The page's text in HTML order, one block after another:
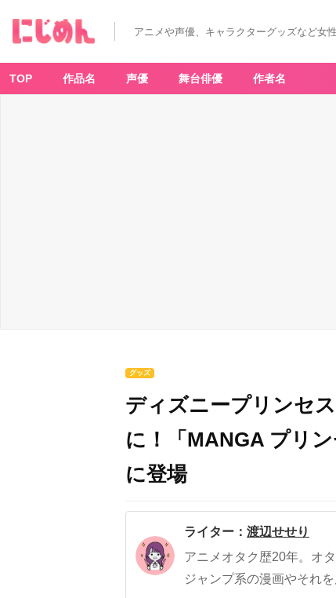
アニメや声優、キャラクターグッズなど女
TOP 作品名 声優 舞台俳優 作者名
グッズ
ディズニープリンセ
に！「MANGA プリ
に登場
ライター： 渡辺せせり
アニメオタク歴20年。オ
ジャンプ系の漫画やそれ